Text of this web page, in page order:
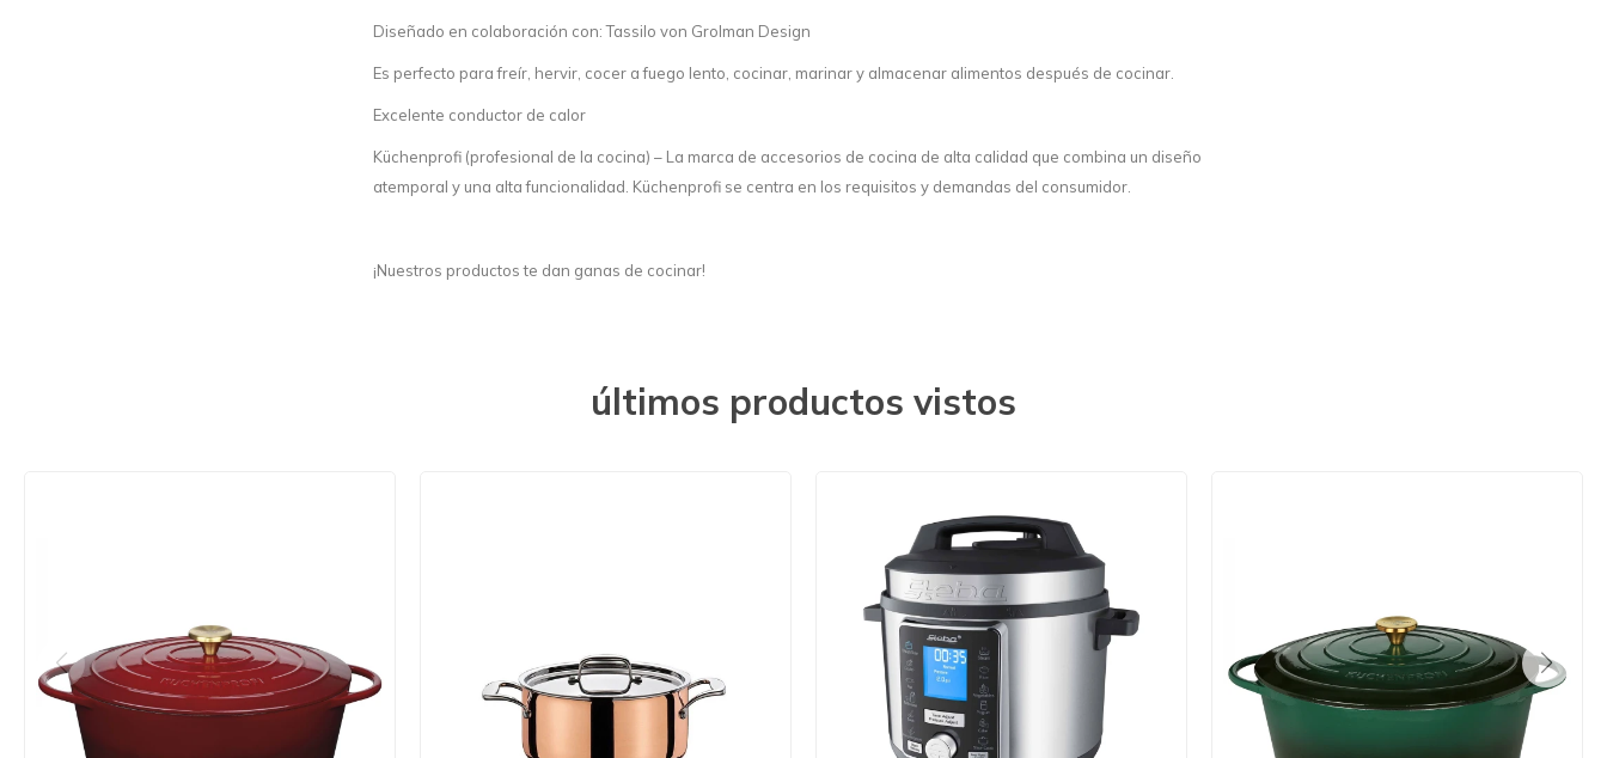
Diseñado en colaboración con: Tassilo von Grolman Design
Es perfecto para freír, hervir, cocer a fuego lento, cocinar, marinar y almacenar alimentos después de cocinar.
Excelente conductor de calor
Küchenprofi (profesional de la cocina) – La marca de accesorios de cocina de alta calidad que combina un diseño
atemporal y una alta funcionalidad. Küchenprofi se centra en los requisitos y demandas del consumidor.
¡Nuestros productos te dan ganas de cocinar!
últimos productos vistos